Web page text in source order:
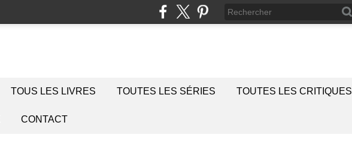
TOUS LES LIVRES TOUTES LES SÉRIES TOUTES LES CRITIQUES
CONTACT